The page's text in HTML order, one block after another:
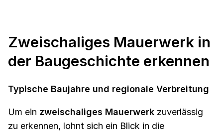
Zweischaliges Mauerwerk in
der Baugeschichte erkennen
Typische Baujahre und regionale Verbreitung
Um ein zweischaliges Mauerwerk zuverlässig
zu erkennen, lohnt sich ein Blick in die